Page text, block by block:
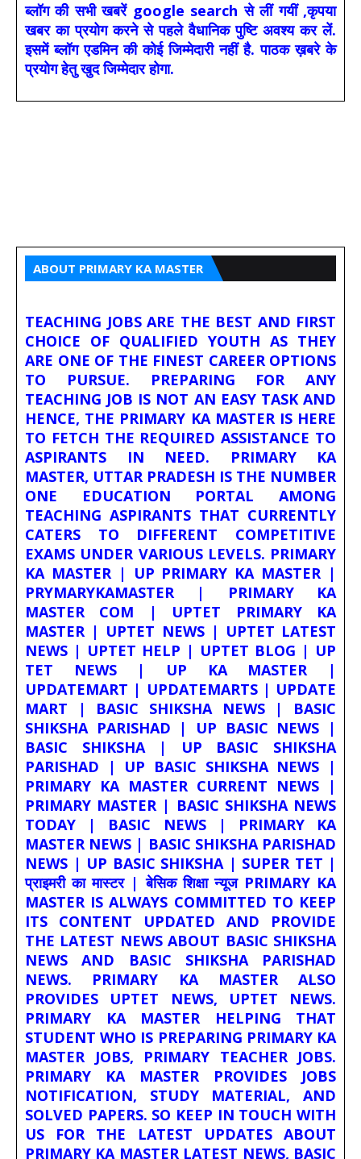
ब्लॉग की सभी खबरें google search से लीं गयीं ,कृपया
खबर का प्रयोग करने से पहले वैधानिक पुष्टि अवश्य कर लें.
इसमें ब्लॉग एडमिन की कोई जिम्मेदारी नहीं है. पाठक ख़बरे के
प्रयोग हेतु खुद जिम्मेदार होगा.
ABOUT PRIMARY KA MASTER
TEACHING JOBS ARE THE BEST AND FIRST
CHOICE OF QUALIFIED YOUTH AS THEY
ARE ONE OF THE FINEST CAREER OPTIONS
TO PURSUE. PREPARING FOR ANY
TEACHING JOB IS NOT AN EASY TASK AND
HENCE, THE PRIMARY KA MASTER IS HERE
TO FETCH THE REQUIRED ASSISTANCE TO
ASPIRANTS IN NEED. PRIMARY KA
MASTER, UTTAR PRADESH IS THE NUMBER
ONE EDUCATION PORTAL AMONG
TEACHING ASPIRANTS THAT CURRENTLY
CATERS TO DIFFERENT COMPETITIVE
EXAMS UNDER VARIOUS LEVELS. PRIMARY
KA MASTER | UP PRIMARY KA MASTER |
PRYMARYKAMASTER | PRIMARY KA
MASTER COM | UPTET PRIMARY KA
MASTER | UPTET NEWS | UPTET LATEST
NEWS | UPTET HELP | UPTET BLOG | UP
TET NEWS | UP KA MASTER |
UPDATEMART | UPDATEMARTS | UPDATE
MART | BASIC SHIKSHA NEWS | BASIC
SHIKSHA PARISHAD | UP BASIC NEWS |
BASIC SHIKSHA | UP BASIC SHIKSHA
PARISHAD | UP BASIC SHIKSHA NEWS |
PRIMARY KA MASTER CURRENT NEWS |
PRIMARY MASTER | BASIC SHIKSHA NEWS
TODAY | BASIC NEWS | PRIMARY KA
MASTER NEWS | BASIC SHIKSHA PARISHAD
NEWS | UP BASIC SHIKSHA | SUPER TET |
प्राइमरी का मास्टर | बेसिक शिक्षा न्यूज PRIMARY KA
MASTER IS ALWAYS COMMITTED TO KEEP
ITS CONTENT UPDATED AND PROVIDE
THE LATEST NEWS ABOUT BASIC SHIKSHA
NEWS AND BASIC SHIKSHA PARISHAD
NEWS. PRIMARY KA MASTER ALSO
PROVIDES UPTET NEWS, UPTET NEWS.
PRIMARY KA MASTER HELPING THAT
STUDENT WHO IS PREPARING PRIMARY KA
MASTER JOBS, PRIMARY TEACHER JOBS.
PRIMARY KA MASTER PROVIDES JOBS
NOTIFICATION, STUDY MATERIAL, AND
SOLVED PAPERS. SO KEEP IN TOUCH WITH
US FOR THE LATEST UPDATES ABOUT
PRIMARY KA MASTER LATEST NEWS, BASIC